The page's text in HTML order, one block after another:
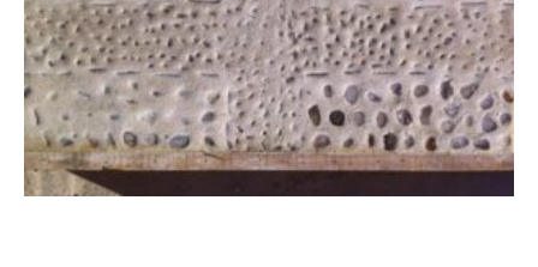
n
a
n
a
n
a
n
a
n
a
n
a
n
a